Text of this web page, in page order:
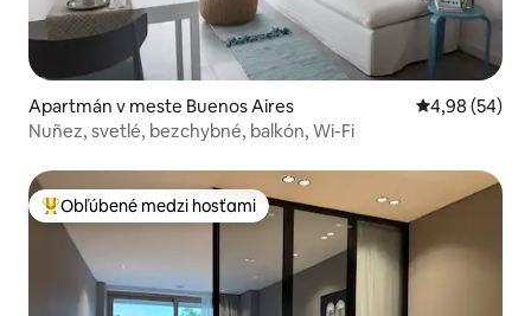
Apartmán v meste Buenos Aires Priemerné
4,98 (54)
Nuñez, svetlé, bezchybné, balkón, Wi-Fi
Najobľúbenejšie medzi hosťami
Obľúbené medzi hosťami